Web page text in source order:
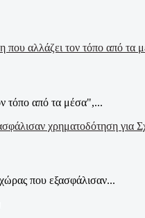
τόπο από τα μέσα",...
που εξασφάλισαν...